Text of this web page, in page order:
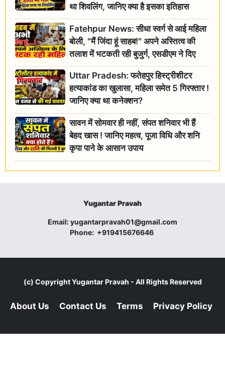
था शिवलिंग, जानिए क्या है इसका इतिहास
Fatehpur News: सीधा स्वर्ग से आई महिला
बोली, "मैं जिंदा हूं साहब!" अपने अस्तित्व की
तलाश में भटकती रही बुजुर्ग, एसडीएम ने दिए
जांच के आदेश
Uttar Pradesh: फतेहपुर हिस्ट्रीशीटर
हत्याकांड का खुलासा, महिला समेत 5 गिरफ्तार !
जानिए क्या था कनेक्शन?
सावन में सोमवार ही नहीं, संपत शनिवार भी हैं
बेहद खास ! जानिए महत्व, पूजा विधि और शनि
कृपा पाने के आसान उपाय
Yugantar Pravah
Email:yugantarpravah01@gmail.com
Phone: +919415676646
(c) CopyrightYugantar Pravah - All Rights Reserved
About Us Contact Us Terms Privacy Policy